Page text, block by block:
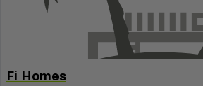
Fi Homes